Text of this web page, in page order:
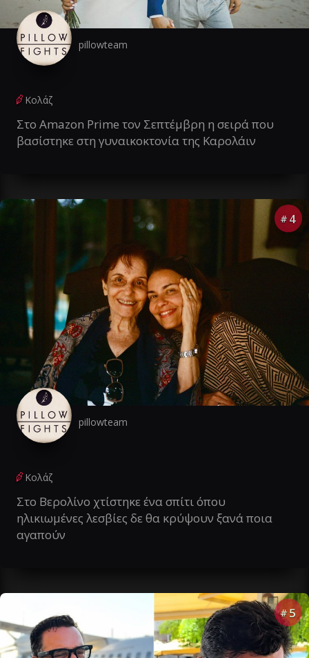
pillowteam
Κολάζ
Στο Amazon Prime τον Σεπτέμβρη η σειρά που
βασίστηκε στη γυναικοκτονία της Καρολάιν
# 4
pillowteam
Κολάζ
Στο Βερολίνο χτίστηκε ένα σπίτι όπου
ηλικιωμένες λεσβίες δε θα κρύψουν ξανά ποια
αγαπούν
# 5